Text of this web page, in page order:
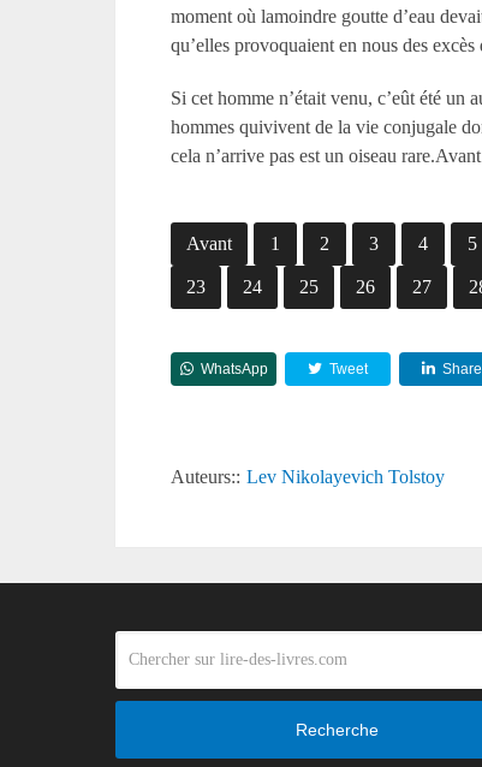
moment où lamoindre goutte d’eau
qu’elles provoquaient en nous des excès
Si cet homme n’était venu, c’eût été un
hommes quivivent de la vie conjugale
cela n’arrive pas est un oiseau
Avant 1 2 3 4 5
23 24 25 26 27
WhatsApp Tweet Share
Auteurs:: Lev Nikolayevich Tolstoy
Recherche